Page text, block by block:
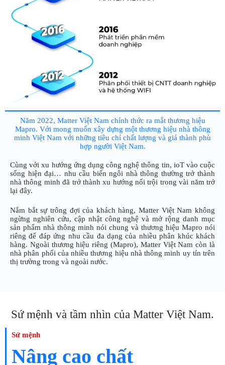
Năm 2022, Matter Việt Nam chính thức ra mắt thương hiệu
Mapro. Với mong muốn xây dựng một thương hiệu nhà thông
minh Việt Nam với những tiêu chí chất lượng và giá thành phù
hợp người Việt Nam.
Cùng với xu hướng ứng dụng công nghệ thông tin, ioT vào cuộc
sống hiện đại… nhu cầu biến ngôi nhà thông thường trở thành
nhà thông minh đã trở thành xu hướng nổi trội trong vài năm trở
lại đây.
Nắm bắt sự trông đợi của khách hàng, Matter Việt Nam không
ngừng nghiên cứu, cập nhật công nghệ và mở rộng danh mục
sản phẩm nhà thông minh nói chung và thương hiệu Mapro nói
riêng để đáp ứng nhu cầu đa dạng của nhiều phân khúc khách
hàng. Ngoài thương hiệu riêng (Mapro), Matter Việt Nam còn là
nhà phân phối của nhiều thương hiệu nhà thông minh uy tín trên
thị trường trong và ngoài nước.
Sứ mệnh và tầm nhìn của Matter Việt Nam.
Sứ mệnh
Nâng cao chất